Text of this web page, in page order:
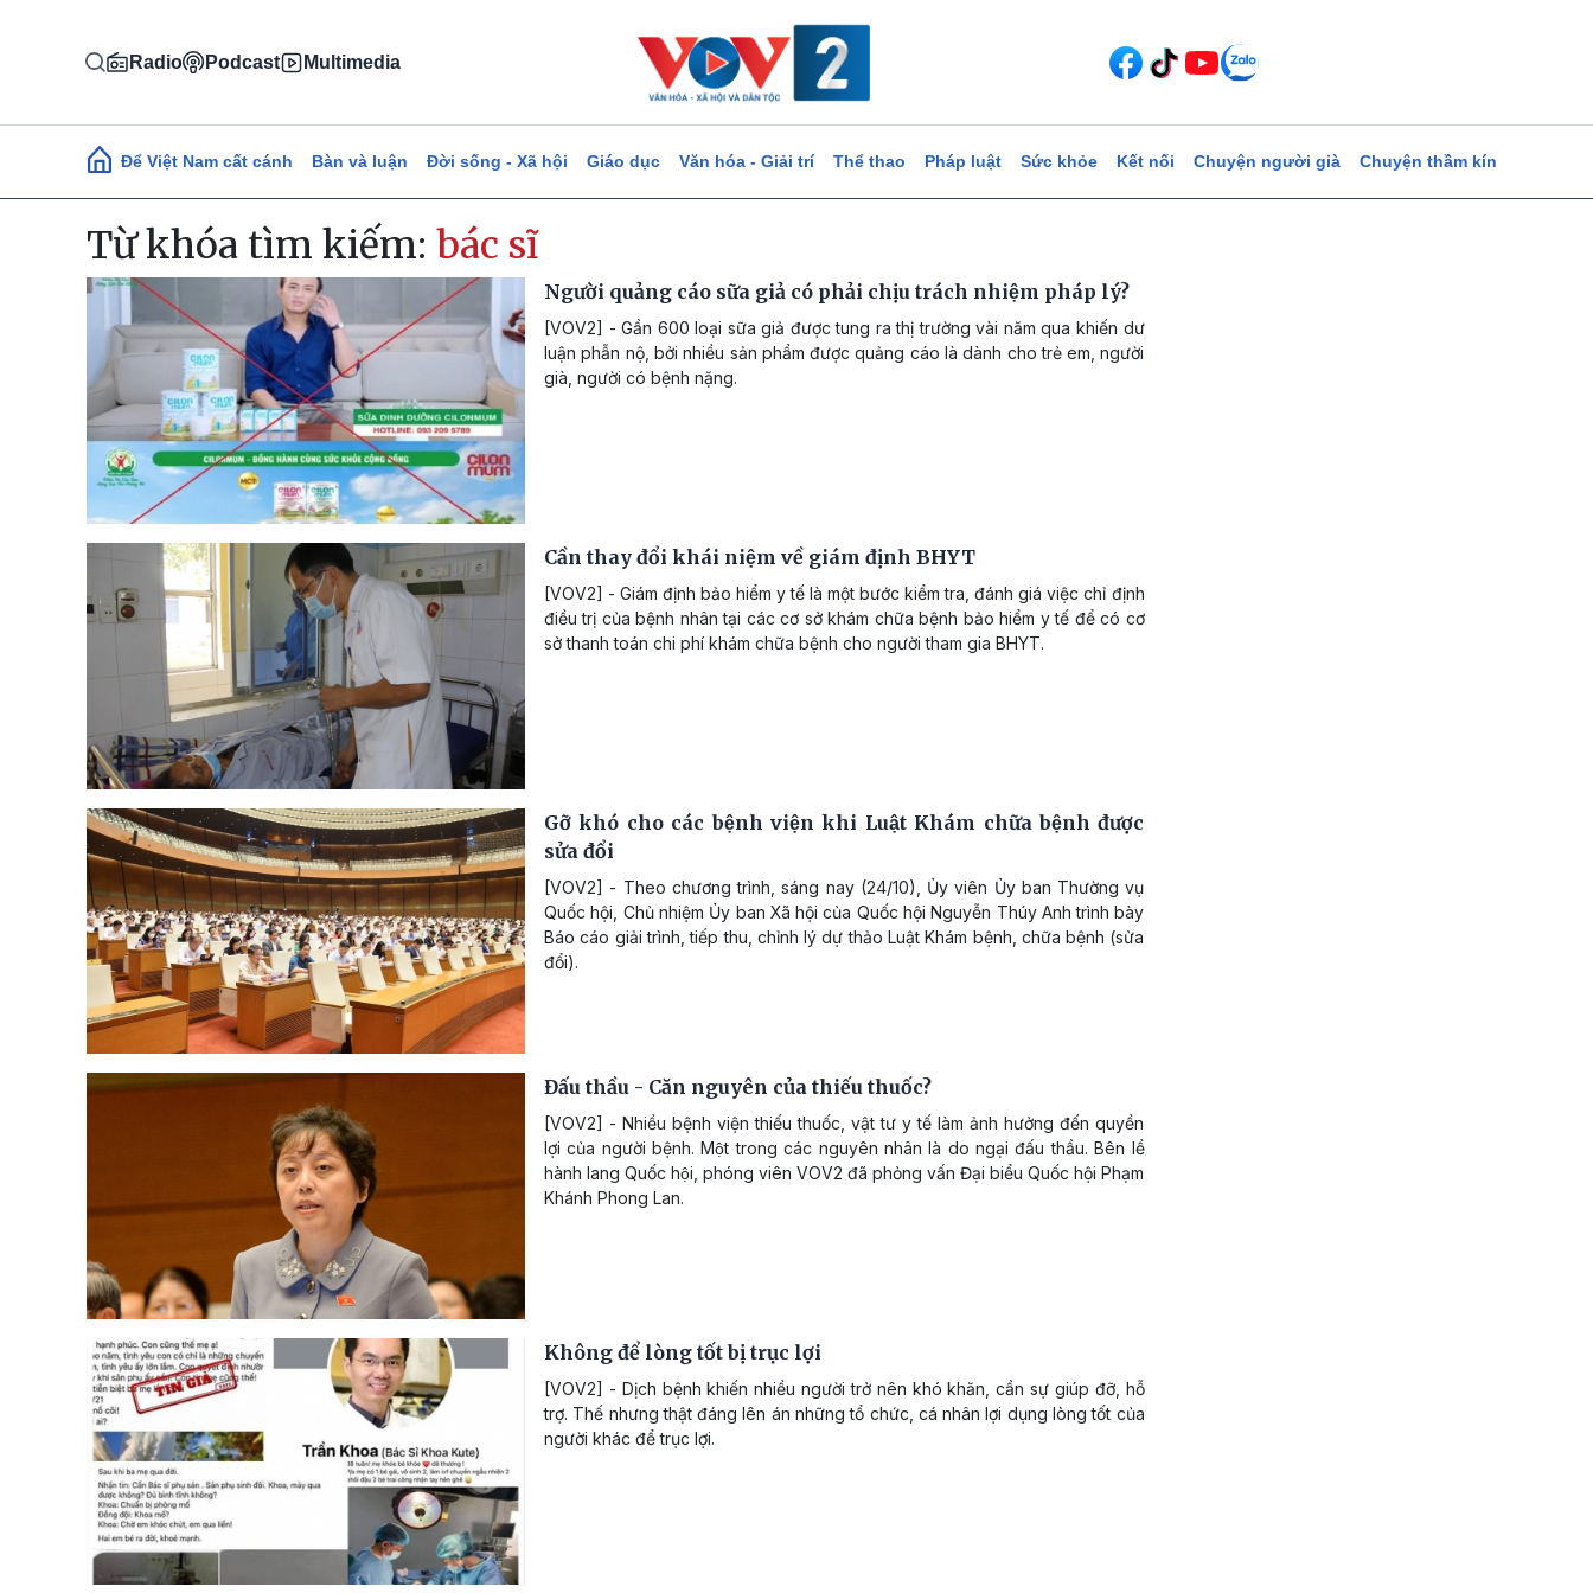
Radio Podcast Multimedia
Main navigation
Để Việt Nam cất cánh Bàn và luận Đời sống - Xã hội Giáo dục Văn hóa - Giải trí Thể thao Pháp luật Sức khỏe Kết nối Chuyện người già Chuyện thầm kín
Từ khóa tìm kiếm: bác sĩ
Người quảng cáo sữa giả có phải chịu trách nhiệm pháp lý?
[VOV2] - Gần 600 loại sữa giả được tung ra thị trường vài năm qua khiến dư
luận phẫn nộ, bởi nhiều sản phẩm được quảng cáo là dành cho trẻ em, người
già, người có bệnh nặng.
Cần thay đổi khái niệm về giám định BHYT
[VOV2] - Giám định bảo hiểm y tế là một bước kiểm tra, đánh giá việc chỉ định
điều trị của bệnh nhân tại các cơ sở khám chữa bệnh bảo hiểm y tế để có cơ
sở thanh toán chi phí khám chữa bệnh cho người tham gia BHYT.
Gỡ khó cho các bệnh viện khi Luật Khám chữa bệnh được
sửa đổi
[VOV2] - Theo chương trình, sáng nay (24/10), Ủy viên Ủy ban Thường vụ
Quốc hội, Chủ nhiệm Ủy ban Xã hội của Quốc hội Nguyễn Thúy Anh trình bày
Báo cáo giải trình, tiếp thu, chỉnh lý dự thảo Luật Khám bệnh, chữa bệnh (sửa
đổi).
Đấu thầu - Căn nguyên của thiếu thuốc?
[VOV2] - Nhiều bệnh viện thiếu thuốc, vật tư y tế làm ảnh hưởng đến quyền
lợi của người bệnh. Một trong các nguyên nhân là do ngại đấu thầu. Bên lề
hành lang Quốc hội, phóng viên VOV2 đã phỏng vấn Đại biểu Quốc hội Phạm
Khánh Phong Lan.
Không để lòng tốt bị trục lợi
[VOV2] - Dịch bệnh khiến nhiều người trở nên khó khăn, cần sự giúp đỡ, hỗ
trợ. Thế nhưng thật đáng lên án những tổ chức, cá nhân lợi dụng lòng tốt của
người khác để trục lợi.